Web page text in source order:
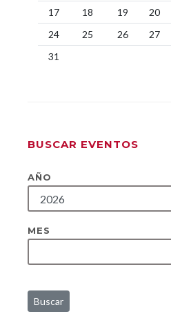
17
18 19 20
24
25 26 27
31
BUSCAR EVENTOS
AÑO
MES
Buscar